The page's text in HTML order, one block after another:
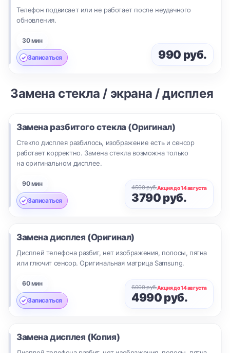
Телефон подвисает или не работает после неудачного
обновления.
30 мин
Записаться 990 руб.
Замена стекла / экрана / дисплея
Замена разбитого стекла (Оригинал)
Стекло дисплея разбилось, изображение есть и сенсор
работает корректно. Замена стекла возможна только
на оригинальном дисплее.
90 мин
Записаться
4500 руб.Акция до 14 августа
3790 руб.
Замена дисплея (Оригинал)
Дисплей телефона разбит, нет изображения, полосы, пятна
или глючит сенсор. Оригинальная матрица Samsung.
60 мин
Записаться
6000 руб.Акция до 14 августа
4990 руб.
Замена дисплея (Копия)